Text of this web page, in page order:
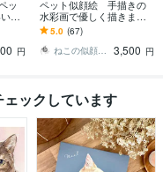
ッ
ワ
円
ペット似顔絵 手描きの
水彩画で優しく描きます
犬・猫その他ペット全般
の似顔絵/プレゼントにも
オススメ◎
5.0 (67)
ねこの似顔絵屋
3,500 円
ックしています